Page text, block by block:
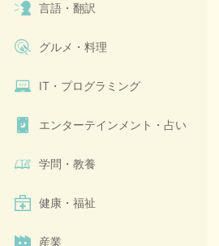
言語・翻訳
グルメ・料理
IT・プログラミング
エンターテインメント・占い
学問・教養
健康・福祉
産業